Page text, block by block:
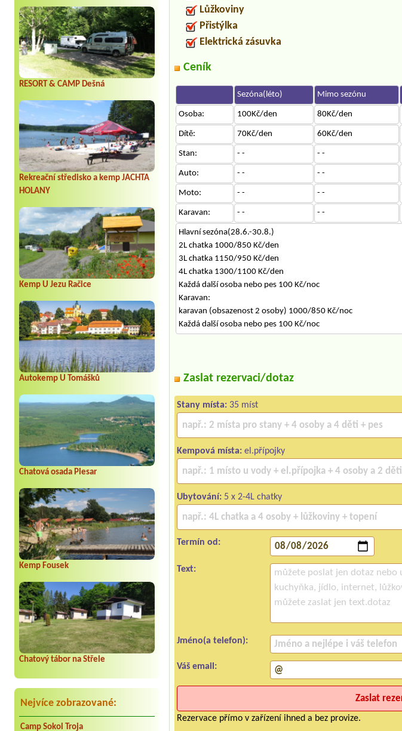
RESORT & CAMP Dešná
Rekreační středisko a kemp JACHTA
HOLANY
Kemp U Jezu Račice
Autokemp U Tomášků
Chatová osada Plesar
Kemp Fousek
Chatový tábor na Střele
Nejvíce zobrazované:
Camp Sokol Troja
Lůžkoviny
Přistýlka
Elektrická zásuvka
Ceník
Sezóna(léto) Mimo sezónu
Osoba: 100Kč/den 80Kč/den
Dítě: 70Kč/den 60Kč/den
Stan: - - - -
Auto: - - - -
Moto: - - - -
Karavan: - - - -
Hlavní sezóna(28.6.-30.8.)
2L chatka 1000/850 Kč/den
3L chatka 1150/950 Kč/den
4L chatka 1300/1100 Kč/den
Každá další osoba nebo pes 100 Kč/noc
Karavan:
karavan (obsazenost 2 osoby) 1000/850 Kč/noc
Každá další osoba nebo pes 100 Kč/noc
Zaslat rezervaci/dotaz
Stany místa: 35 míst
Kempová místa: el.přípojky
Ubytování: 5 x 2-4L chatky
Termín od:
Text:
Jméno(a telefon):
Váš email:
Rezervace přímo v zařízení ihned a bez provize.